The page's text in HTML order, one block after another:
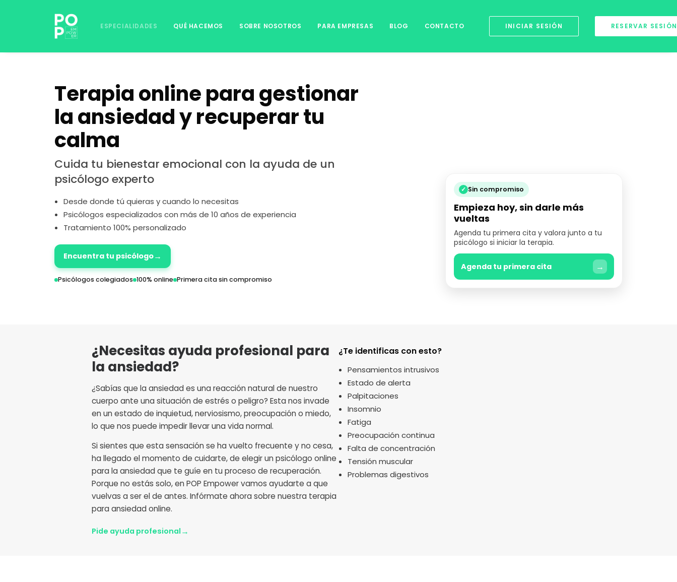
ESPECIALIDADES QUÉ HACEMOS SOBRE NOSOTROS PARA EMPRESAS BLOG CONTACTO INICIAR SESIÓN RESERVAR SESIÓN
Terapia online para gestionar
la ansiedad y recuperar tu
calma
Cuida tu bienestar emocional con la ayuda de un
psicólogo experto
Desde donde tú quieras y cuando lo necesitas
Psicólogos especializados con más de 10 años de experiencia
Tratamiento 100% personalizado
Encuentra tu psicólogo→
Psicólogos colegiados 100% online Primera cita sin compromiso
✓ Sin compromiso
Empieza hoy, sin darle más
vueltas
Agenda tu primera cita y valora junto a tu
psicólogo si iniciar la terapia.
Agenda tu primera cita →
¿Necesitas ayuda profesional para
la ansiedad?
¿Sabías que la ansiedad es una reacción natural de nuestro
cuerpo ante una situación de estrés o peligro? Esta nos invade
en un estado de inquietud, nerviosismo, preocupación o miedo,
lo que nos puede impedir llevar una vida normal.
Si sientes que esta sensación se ha vuelto frecuente y no cesa,
ha llegado el momento de cuidarte, de elegir un psicólogo online
para la ansiedad que te guíe en tu proceso de recuperación.
Porque no estás solo, en POP Empower vamos ayudarte a que
vuelvas a ser el de antes. Infórmate ahora sobre nuestra terapia
para ansiedad online.
Pide ayuda profesional →
¿Te identificas con esto?
Pensamientos intrusivos
Estado de alerta
Palpitaciones
Insomnio
Fatiga
Preocupación continua
Falta de concentración
Tensión muscular
Problemas digestivos